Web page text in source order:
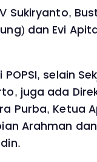
Sukiryanto,
dan Evi
selain
juga ada
Purba, Ketua
Arahman